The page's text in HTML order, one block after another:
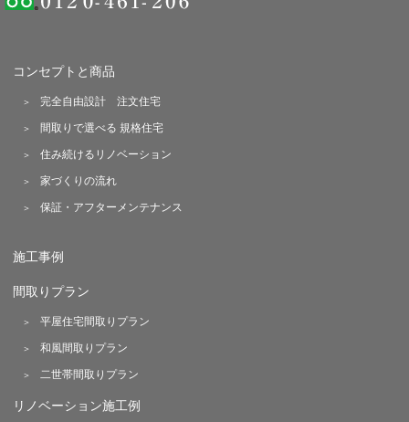
コンセプトと商品
完全自由設計 注文住宅
間取りで選べる 規格住宅
住み続けるリノベーション
家づくりの流れ
保証・アフターメンテナンス
施工事例
間取りプラン
平屋住宅間取りプラン
和風間取りプラン
二世帯間取りプラン
リノベーション施工例